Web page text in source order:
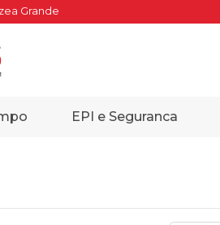
Grande
EPI e Seguranca